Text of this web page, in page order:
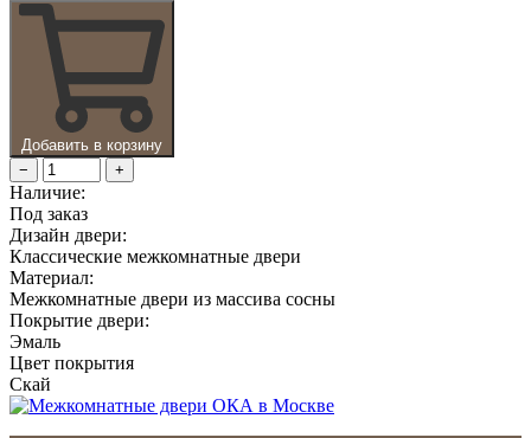
Добавить в корзину
−
+
Наличие:
Под заказ
Дизайн двери:
Классические межкомнатные двери
Материал:
Межкомнатные двери из массива сосны
Покрытие двери:
Эмаль
Цвет покрытия
Скай